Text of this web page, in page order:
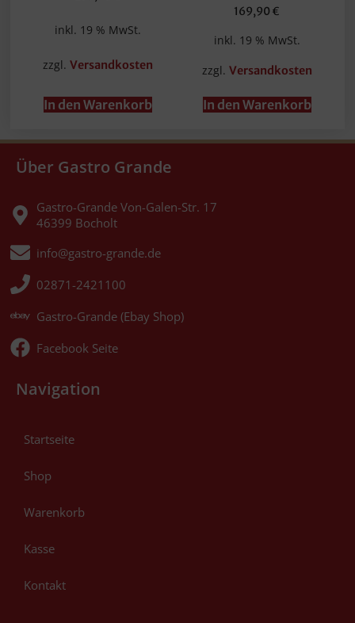
inkl. 19 % MwSt.
zzgl.Versandkosten
In den Warenkorb
169,90 €
inkl. 19 % MwSt.
zzgl. Versandkosten
In den Warenkorb
Über Gastro Grande
Gastro-Grande Von-Galen-Str. 17
46399 Bocholt
info@gastro-grande.de
02871-2421100
Gastro-Grande (Ebay Shop)
Facebook Seite
Navigation
Startseite
Shop
Warenkorb
Kasse
Kontakt